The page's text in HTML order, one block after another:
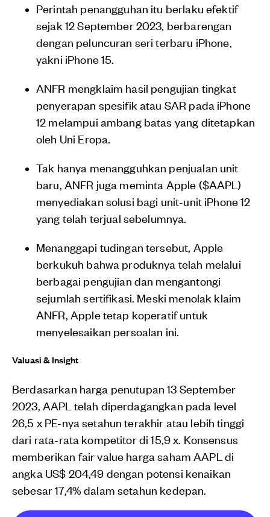
Perintah penangguhan itu berlaku efektif
sejak 12 September 2023, berbarengan
dengan peluncuran seri terbaru iPhone,
yakni iPhone 15.
ANFR mengklaim hasil pengujian tingkat
penyerapan spesifik atau SAR pada iPhone
12 melampui ambang batas yang ditetapkan
oleh Uni Eropa.
Tak hanya menangguhkan penjualan unit
baru, ANFR juga meminta Apple ($AAPL)
menyediakan solusi bagi unit-unit iPhone 12
yang telah terjual sebelumnya.
Menanggapi tudingan tersebut, Apple
berkukuh bahwa produknya telah melalui
berbagai pengujian dan mengantongi
sejumlah sertifikasi. Meski menolak klaim
ANFR, Apple tetap koperatif untuk
menyelesaikan persoalan ini.
Valuasi & Insight
Berdasarkan harga penutupan 13 September
2023, AAPL telah diperdagangkan pada level
26,5 x PE-nya setahun terakhir atau lebih tinggi
dari rata-rata kompetitor di 15,9 x. Konsensus
memberikan fair value harga saham AAPL di
angka US$ 204,49 dengan potensi kenaikan
sebesar 17,4% dalam setahun kedepan.